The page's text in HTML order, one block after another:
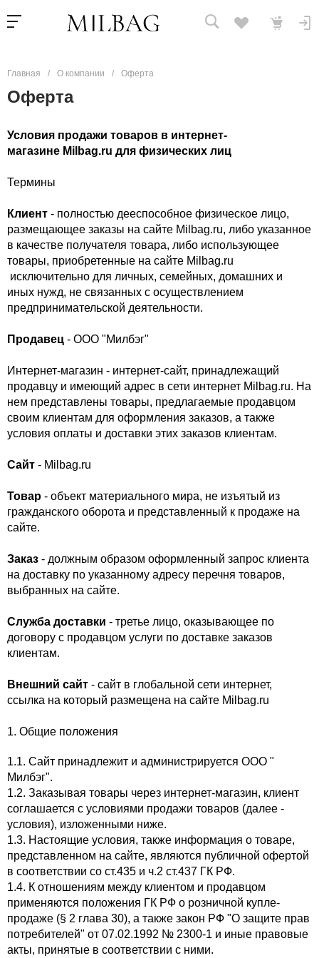
Главная / О компании / Оферта
Оферта
Условия продажи товаров в интернет-
магазине Milbag.ru для физических лиц
Термины
Клиент - полностью дееспособное физическое лицо,
размещающее заказы на сайте Milbag.ru​, либо указанное
в качестве получателя товара, либо использующее
товары, приобретенные на сайте Milbag.ru​
исключительно для личных, семейных, домашних и
иных нужд, не связанных с осуществлением
предпринимательской деятельности.
Продавец - ООО "Милбэг"
Интернет-магазин - интернет-сайт, принадлежащий
продавцу и имеющий адрес в сети интернет Milbag.ru​. На
нем представлены товары, предлагаемые продавцом
своим клиентам для оформления заказов, а также
условия оплаты и доставки этих заказов клиентам.
Сайт - Milbag.ru​
Товар - объект материального мира, не изъятый из
гражданского оборота и представленный к продаже на
сайте.
Заказ - должным образом оформленный запрос клиента
на доставку по указанному адресу перечня товаров,
выбранных на сайте.
Служба доставки - третье лицо, оказывающее по
договору с продавцом услуги по доставке заказов
клиентам.
Внешний сайт - сайт в глобальной сети интернет,
ссылка на который размещена на сайте Milbag.ru​
1. Общие положения
1.1. Сайт принадлежит и администрируется ООО "
Милбэг".
1.2. Заказывая товары через интернет-магазин, клиент
соглашается с условиями продажи товаров (далее -
условия), изложенными ниже.
1.3. Настоящие условия, также информация о товаре,
представленном на сайте, являются публичной офертой
в соответствии со ст.435 и ч.2 ст.437 ГК РФ.
1.4. К отношениям между клиентом и продавцом
применяются положения ГК РФ о розничной купле-
продаже (§ 2 глава 30), а также закон РФ "О защите прав
потребителей" от 07.02.1992 № 2300-1 и иные правовые
акты, принятые в соответствии с ними.